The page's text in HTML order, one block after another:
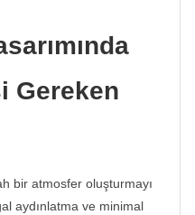
Gereken
bir atmosfer oluşturmayı
aydınlatma ve minimal